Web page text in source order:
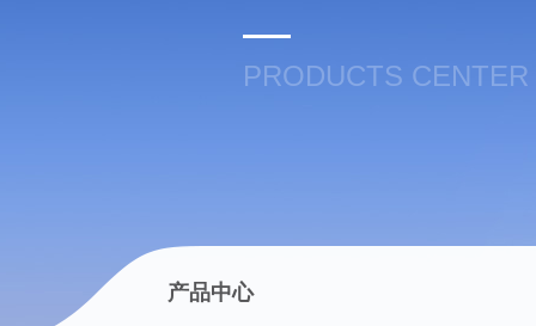
PRODUCTS CENTER
产品中心